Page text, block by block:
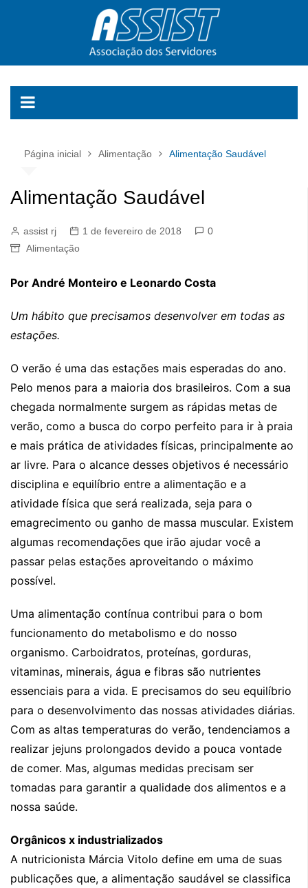
Página inicial Alimentação Alimentação Saudável
Alimentação Saudável
assist rj 1 de fevereiro de 2018
0
Alimentação
Por André Monteiro e Leonardo Costa
Um hábito que precisamos desenvolver em todas as
estações.
O verão é uma das estações mais esperadas do ano.
Pelo menos para a maioria dos brasileiros. Com a sua
chegada normalmente surgem as rápidas metas de
verão, como a busca do corpo perfeito para ir à praia
e mais prática de atividades físicas, principalmente ao
ar livre. Para o alcance desses objetivos é necessário
disciplina e equilíbrio entre a alimentação e a
atividade física que será realizada, seja para o
emagrecimento ou ganho de massa muscular. Existem
algumas recomendações que irão ajudar você a
passar pelas estações aproveitando o máximo
possível.
Uma alimentação contínua contribui para o bom
funcionamento do metabolismo e do nosso
organismo. Carboidratos, proteínas, gorduras,
vitaminas, minerais, água e fibras são nutrientes
essenciais para a vida. E precisamos do seu equilíbrio
para o desenvolvimento das nossas atividades diárias.
Com as altas temperaturas do verão, tendenciamos a
realizar jejuns prolongados devido a pouca vontade
de comer. Mas, algumas medidas precisam ser
tomadas para garantir a qualidade dos alimentos e a
nossa saúde.
Orgânicos x industrializados
A nutricionista Márcia Vitolo define em uma de suas
publicações que, a alimentação saudável se classifica